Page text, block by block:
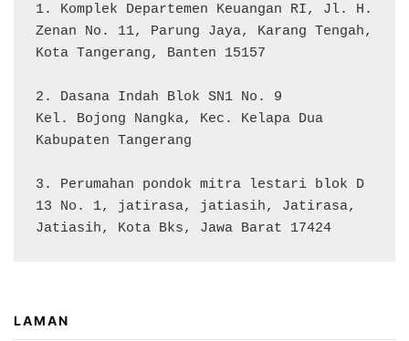
1. Komplek Departemen Keuangan RI, Jl. H.
Zenan No. 11, Parung Jaya, Karang Tengah,
Kota Tangerang, Banten 15157
2. Dasana Indah Blok SN1 No. 9
Kel. Bojong Nangka, Kec. Kelapa Dua
Kabupaten Tangerang
3. Perumahan pondok mitra lestari blok D
13 No. 1, jatirasa, jatiasih, Jatirasa,
Jatiasih, Kota Bks, Jawa Barat 17424
LAMAN